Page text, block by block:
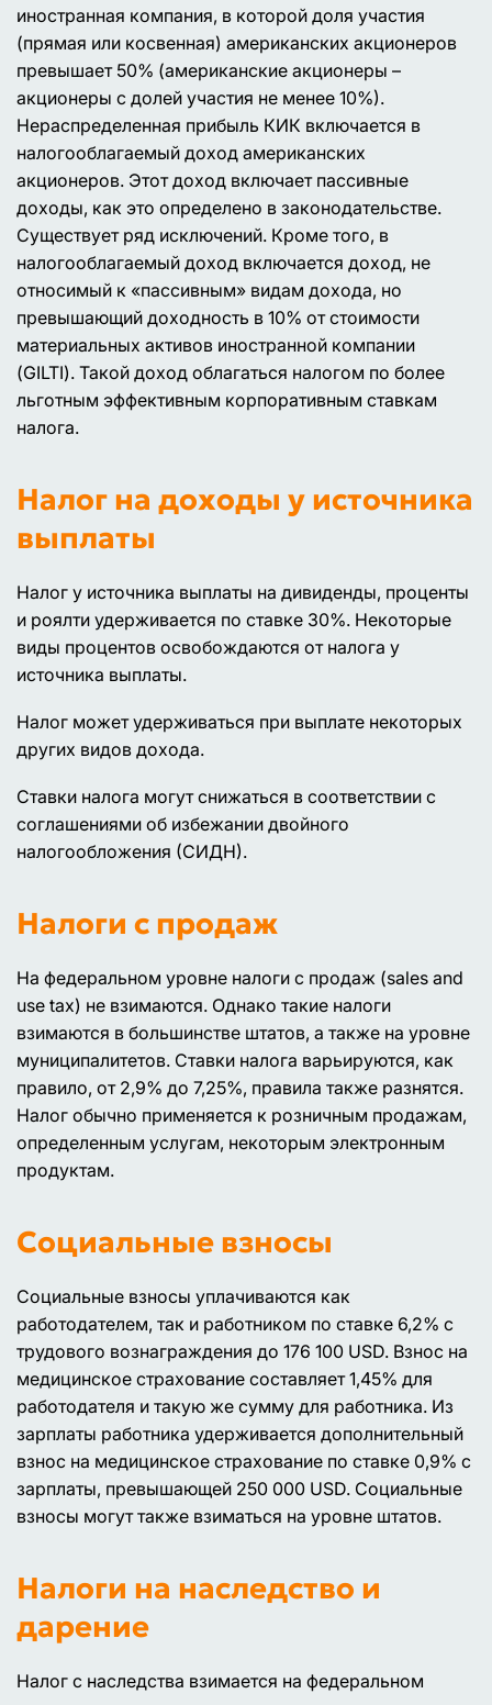
иностранная компания, в которой доля участия
(прямая или косвенная) американских акционеров
превышает 50% (американские акционеры –
акционеры с долей участия не менее 10%).
Нераспределенная прибыль КИК включается в
налогооблагаемый доход американских
акционеров. Этот доход включает пассивные
доходы, как это определено в законодательстве.
Существует ряд исключений. Кроме того, в
налогооблагаемый доход включается доход, не
относимый к «пассивным» видам дохода, но
превышающий доходность в 10% от стоимости
материальных активов иностранной компании
(GILTI). Такой доход облагаться налогом по более
льготным эффективным корпоративным ставкам
налога.
Налог на доходы у источника
выплаты
Налог у источника выплаты на дивиденды, проценты
и роялти удерживается по ставке 30%. Некоторые
виды процентов освобождаются от налога у
источника выплаты.
Налог может удерживаться при выплате некоторых
других видов дохода.
Ставки налога могут снижаться в соответствии с
соглашениями об избежании двойного
налогообложения (СИДН).
Налоги с продаж
На федеральном уровне налоги с продаж (sales and
use tax) не взимаются. Однако такие налоги
взимаются в большинстве штатов, а также на уровне
муниципалитетов. Ставки налога варьируются, как
правило, от 2,9% до 7,25%, правила также разнятся.
Налог обычно применяется к розничным продажам,
определенным услугам, некоторым электронным
продуктам.
Социальные взносы
Социальные взносы уплачиваются как
работодателем, так и работником по ставке 6,2% с
трудового вознаграждения до 176 100 USD. Взнос на
медицинское страхование составляет 1,45% для
работодателя и такую же сумму для работника. Из
зарплаты работника удерживается дополнительный
взнос на медицинское страхование по ставке 0,9% с
зарплаты, превышающей 250 000 USD. Социальные
взносы могут также взиматься на уровне штатов.
Налоги на наследство и
дарение
Налог с наследства взимается на федеральном